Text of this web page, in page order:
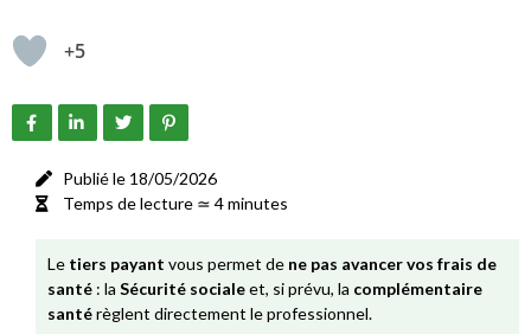
+5
Publié le 18/05/2026
Temps de lecture ≃ 4 minutes
Le tiers payant vous permet de ne pas avancer vos frais de
santé : la Sécurité socialeet, si prévu, la complémentaire
santérèglent directement le professionnel.